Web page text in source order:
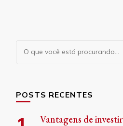
Procurando
algo?
POSTS RECENTES
Vantagens de